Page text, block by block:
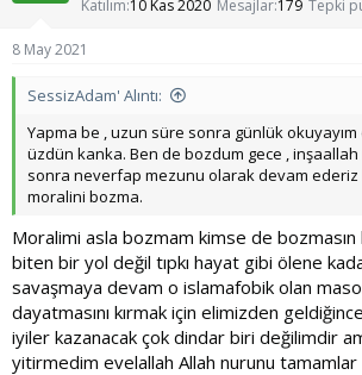
Katılım 10 Kas 2020 Mesajlar 179 Tepki
8 May 2021
SessizAdam' Alıntı:
Yapma be , uzun süre sonra günlük okuyayım
üzdün kanka. Ben de bozdum gece , inşaallah
sonra neverfap mezunu olarak devam ederiz
moralini bozma.
Moralimi asla bozmam kimse de
biten bir yol değil tıpkı hayat gibi ölene
savaşmaya devam o islamafobik olan
dayatmasını kırmak için elimizden
iyiler kazanacak çok dindar biri değilimdir
yitirmedim evelallah Allah nurunu tamamlar